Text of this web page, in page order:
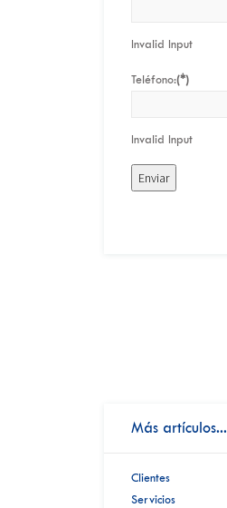
Invalid Input
Teléfono:(*)
Invalid Input
Más artículos...
Clientes
Servicios